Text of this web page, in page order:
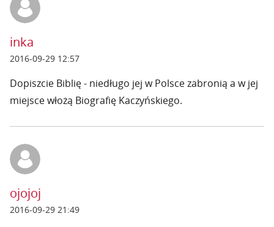
inka
2016-09-29 12:57
Dopiszcie Biblię - niedługo jej w Polsce zabronią a w jej
miejsce włożą Biografię Kaczyńskiego.
ojojoj
2016-09-29 21:49